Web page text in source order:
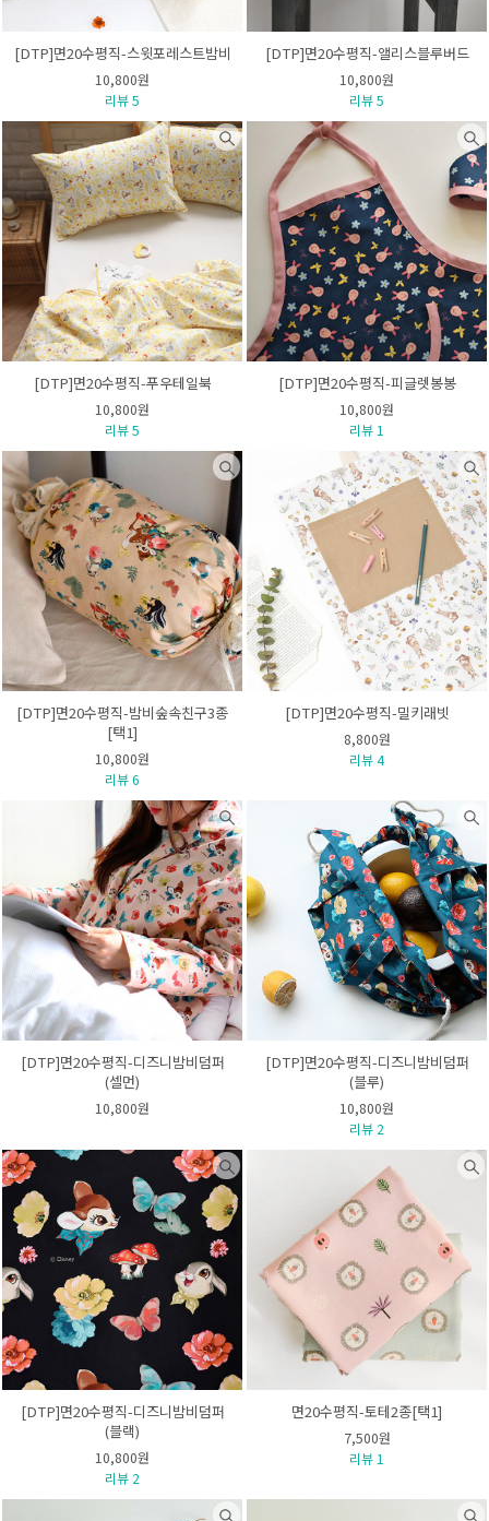
[DTP]면20수평직-스윗포레스트밤비
10,800원
리뷰 5
[DTP]면20수평직-앨리스블루버드
10,800원
리뷰 5
[DTP]면20수평직-푸우테일북
10,800원
리뷰 5
[DTP]면20수평직-피글렛봉봉
10,800원
리뷰 1
[DTP]면20수평직-밤비숲속친구3종
[택1]
10,800원
리뷰 6
[DTP]면20수평직-밀키래빗
8,800원
리뷰 4
[DTP]면20수평직-디즈니밤비덤퍼
(셀먼)
10,800원
[DTP]면20수평직-디즈니밤비덤퍼
(블루)
10,800원
리뷰 2
[DTP]면20수평직-디즈니밤비덤퍼
(블랙)
10,800원
리뷰 2
면20수평직-토테2종[택1]
7,500원
리뷰 1